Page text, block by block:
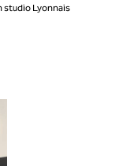
studio Lyonnais